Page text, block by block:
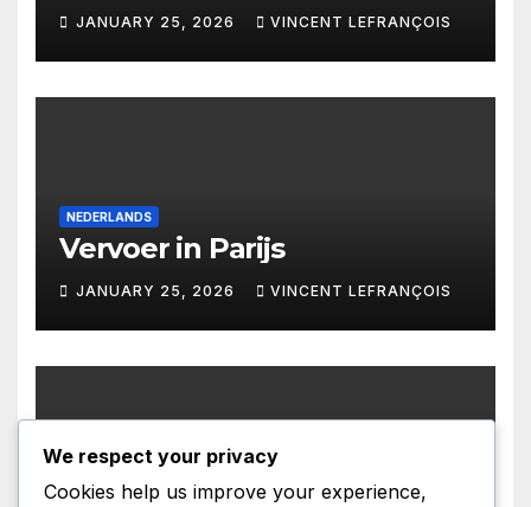
JANUARY 25, 2026 VINCENT LEFRANÇOIS
NEDERLANDS
Vervoer in Parijs
JANUARY 25, 2026 VINCENT LEFRANÇOIS
CATALA
We respect your privacy
Cookies help us improve your experience,